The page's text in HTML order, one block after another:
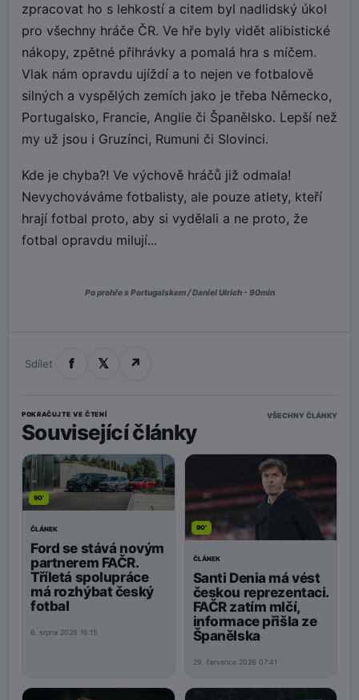
zpracovat ho s lehkostí a citem byl nadlidský úkol
pro všechny hráče ČR. Ve hře byly vidět alibistické
nákopy, zpětné přihrávky a pomalá hra s míčem.
Vlak nám opravdu ujíždí a to nejen ve fotbalově
silných a vyspělých zemích jako je třeba Německo,
Portugalsko, Francie, Anglie či Španělsko. Lepší než
my už jsou i Gruzínci, Rumuni či Slovinci.
Kde je chyba?! Ve výchově hráčů již odmala!
Nevychováváme fotbalisty, ale pouze atlety, kteří
hrají fotbal proto, aby si vydělali a ne proto, že
fotbal opravdu milují...
Po prohře s Portugalskem / Daniel Ulrich - 90min
Sdílet f 𝕏 ↗
POKRAČUJTE VE ČTENÍ
Související články
VŠECHNY ČLÁNKY
90'
ČLÁNEK
Ford se stává novým
partnerem FAČR.
Tříletá spolupráce
má rozhýbat český
fotbal
6. srpna 2026 16:15
90'
ČLÁNEK
Santi Denia má vést
českou reprezentaci.
FAČR zatím mlčí,
informace přišla ze
Španělska
29. července 2026 07:41